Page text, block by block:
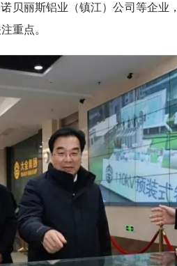
贝丽斯铝业（镇江）公司等企业
重点。